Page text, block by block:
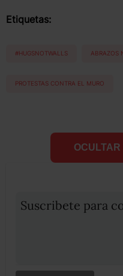
Etiquetas:
#HUGSNOTWALLS ABRAZOS
PROTESTAS CONTRA EL MURO
OCULTAR
Suscribete para